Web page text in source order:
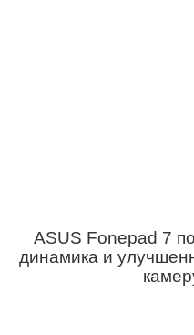
ASUS Fonepad 7
динамика и